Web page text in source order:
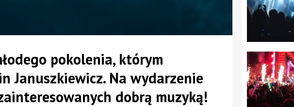
pokolenia, którym
Januszkiewicz. Na wydarzenie
dobrą muzyką!